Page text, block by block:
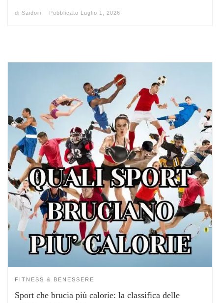
di Saidori Pubblicato Luglio 1, 2026
FITNESS & BENESSERE
Sport che brucia più calorie: la classifica delle